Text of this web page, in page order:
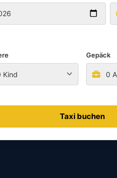
Kind
Gepäck
0
Taxi buchen